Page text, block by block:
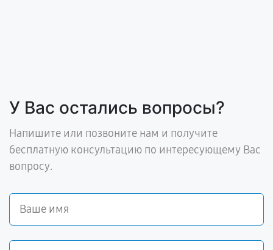
У Вас остались вопросы?
Напишите или позвоните нам и получите
бесплатную консультацию по интересующему Вас
вопросу.